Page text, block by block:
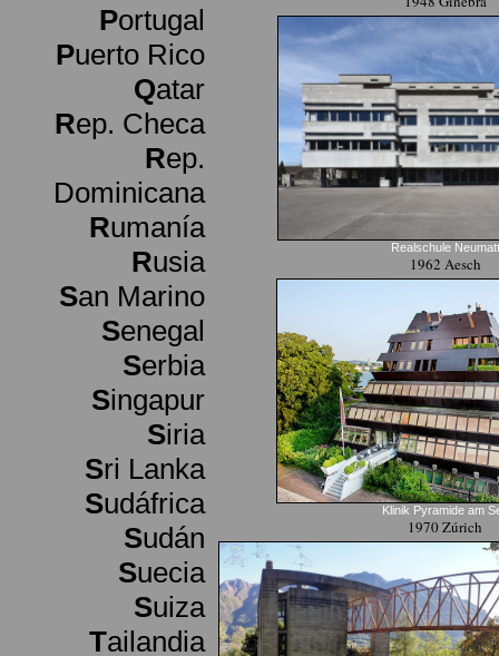
Portugal
Puerto Rico
Qatar
Rep. Checa
Rep.
Dominicana
Rumanía
Rusia
San Marino
Senegal
Serbia
Singapur
Siria
Sri Lanka
Sudáfrica
Sudán
Suecia
Suiza
Tailandia
Realschule Neumatt
1962 Aesch
Klinik Pyramide am
1970 Zúrich